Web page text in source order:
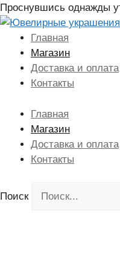
Перейти
к
содержимому
Проснувшись однажды
Главная
Магазин
Доставка и оплата
Контакты
Главная
Магазин
Доставка и оплата
Контакты
Поиск